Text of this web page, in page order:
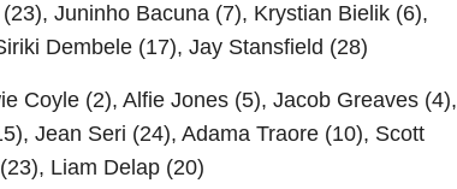
Juninho Bacuna (7), Krystian Bielik (6),
Dembele (17), Jay Stansfield (28)
Coyle (2), Alfie Jones (5), Jacob Greaves (4),
Jean Seri (24), Adama Traore (10), Scott
Liam Delap (20)